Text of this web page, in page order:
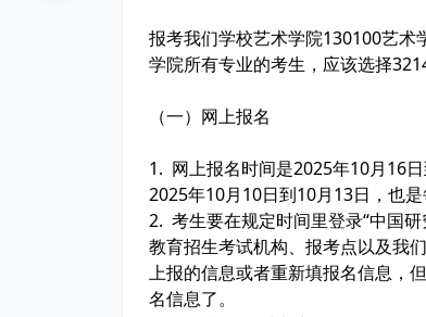
报考我们学校艺术学院130100艺
学院所有专业的考生，应该选择
（一）网上报名
1. 网上报名时间是2025年10月16
2025年10月10日到10月13日，也是
2. 考生要在规定时间里登录“中国
教育招生考试机构、报考点以及我
上报的信息或者重新填报名信息，
名信息了。